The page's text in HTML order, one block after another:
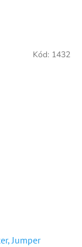
Jumper
Kód: 1432